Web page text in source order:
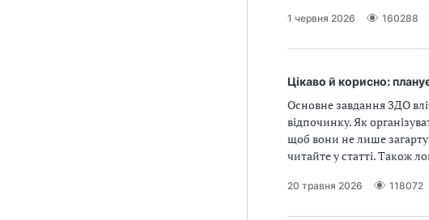
1 червня 2026 160288
Цікаво й корисно:
Основне завдання ЗДО
відпочинку. Як
щоб вони не лише
читайте у статті. Також
20 травня 2026 118072